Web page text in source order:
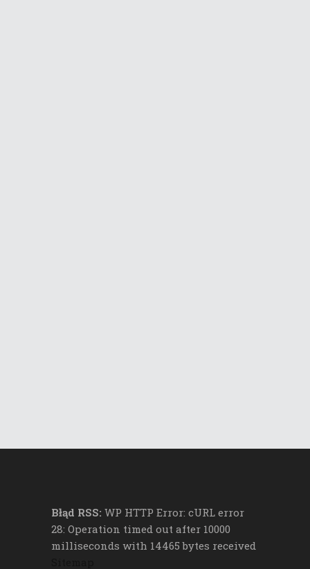
Błąd RSS: WP HTTP Error: cURL error
28: Operation timed out after 10000
milliseconds with 14465 bytes received